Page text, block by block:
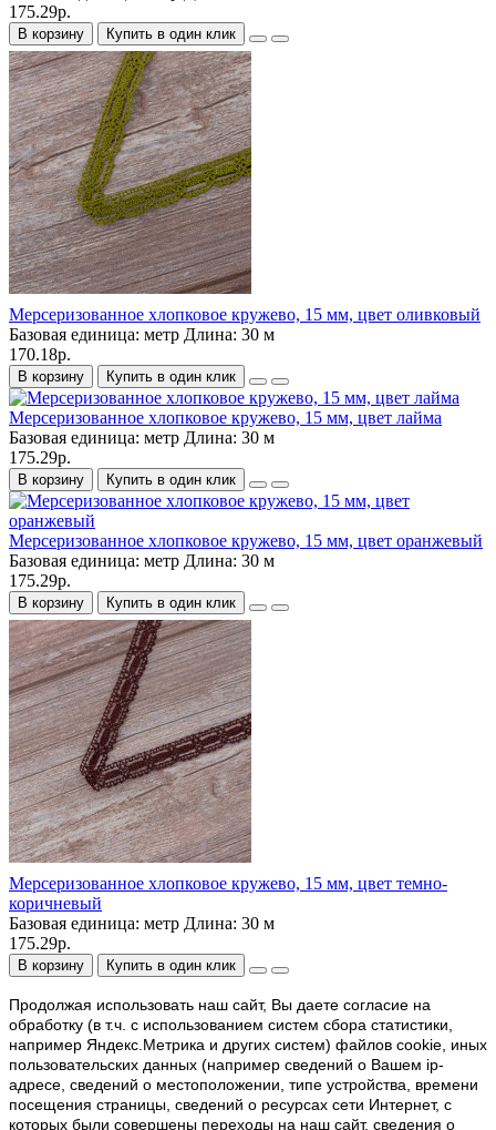
175.29р.
В корзину Купить в один клик
Мерсеризованное хлопковое кружево, 15 мм, цвет оливковый
Базовая единица: метр Длина: 30 м
170.18р.
В корзину Купить в один клик
Мерсеризованное хлопковое кружево, 15 мм, цвет лайма
Базовая единица: метр Длина: 30 м
175.29р.
В корзину Купить в один клик
Мерсеризованное хлопковое кружево, 15 мм, цвет оранжевый
Базовая единица: метр Длина: 30 м
175.29р.
В корзину Купить в один клик
Мерсеризованное хлопковое кружево, 15 мм, цвет темно-
коричневый
Базовая единица: метр Длина: 30 м
175.29р.
В корзину Купить в один клик
Продолжая использовать наш cайт, Вы даете согласие на
обработку (в т.ч. с использованием систем сбора статистики,
например Яндекс.Метрика и других систем) файлов cookie, иных
пользовательских данных (например сведений о Вашем ip-
адресе, сведений о местоположении, типе устройства, времени
посещения страницы, сведений о ресурсах сети Интернет, с
которых были совершены переходы на наш сайт, сведения о